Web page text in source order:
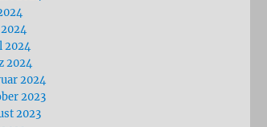
2024
2024
2024
2023
2023